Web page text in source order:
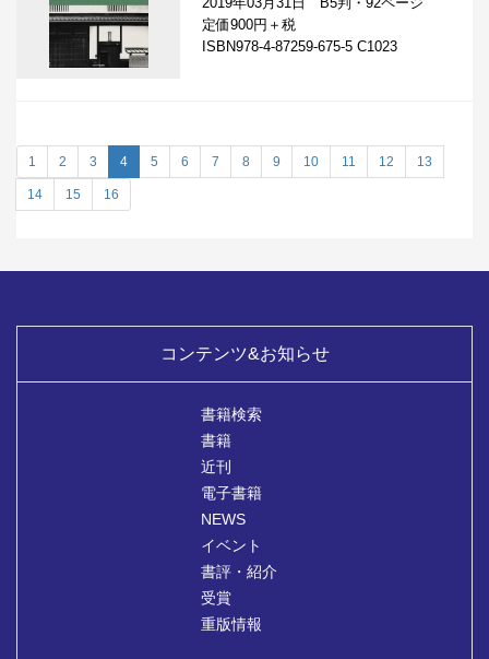
定価900円＋税
ISBN978-4-87259-675-5 C1023
1 2 3 4 5 6 7 8 9 10 11 12 13
14 15 16
コンテンツ&お知らせ
書籍検索
書籍
近刊
電子書籍
NEWS
イベント
書評・紹介
受賞
重版情報